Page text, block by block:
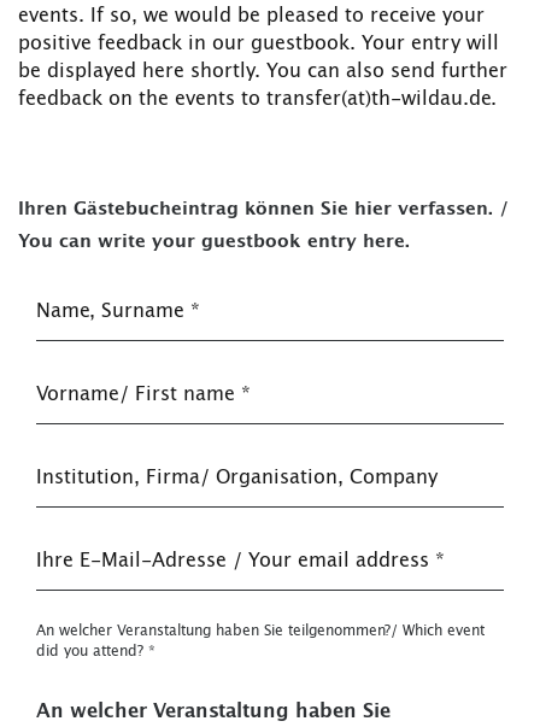
events. If so, we would be pleased to receive your
positive feedback in our guestbook. Your entry will
be displayed here shortly. You can also send further
feedback on the events to transfer(at)th-wildau.de.
Ihren Gästebucheintrag können Sie hier verfassen. /
You can write your guestbook entry here.
Name, Surname *
Vorname/ First name *
Institution, Firma/ Organisation, Company
Ihre E-Mail-Adresse / Your email address *
An welcher Veranstaltung haben Sie teilgenommen?/ Which event
did you attend? *
An welcher Veranstaltung haben Sie